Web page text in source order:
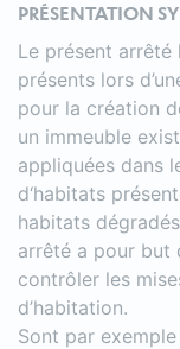
PRÉSENTATION
Le présent
présents lors
pour la création
un immeuble
appliquées dans
d‘habitats
habitats
arrêté a pour but
contrôler les
d’habitation.
Sont par